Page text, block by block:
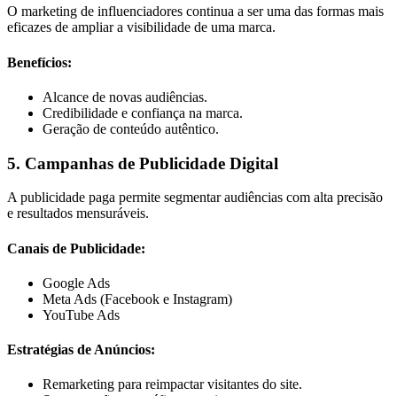
O marketing de influenciadores continua a ser uma das formas mais
eficazes de ampliar a visibilidade de uma marca.
Benefícios:
Alcance de novas audiências.
Credibilidade e confiança na marca.
Geração de conteúdo autêntico.
5. Campanhas de Publicidade Digital
A publicidade paga permite segmentar audiências com alta precisão
e resultados mensuráveis.
Canais de Publicidade:
Google Ads
Meta Ads (Facebook e Instagram)
YouTube Ads
Estratégias de Anúncios:
Remarketing para reimpactar visitantes do site.